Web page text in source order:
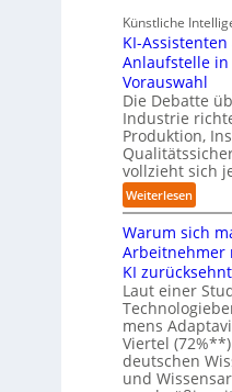
u
t
o
m
a
t
i
s
i
e
r
u
n
g
s
l
ö
s
u
n
k
u
n
f
t
d
e
r
I
n
d
s
t
r
i
e
a
u
t
s
s
t
u
e
n
g
e
g
n
ü
b
e
r
n
i
c
r
s
h
i
l
f
t
b
e
i
d
e
r
O
r
i
e
n
t
i
Künstliche
KI-
Anlaufstelle in
Vorauswahl
Die Debatte
Industrie
Produktion,
vollzieht sich
Weiterlesen:
K
I
-
A
s
s
i
s
t
e
Warum sich
Arbeitnehmer
KI zurücksehnt
Laut einer
mens
Viertel
deutschen
und